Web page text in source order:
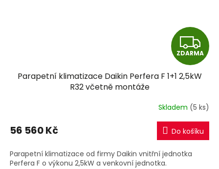
Z
D
A
R
M
A
ZDARMA
Parapetní klimatizace Daikin Perfera F 1+1 2,5kW
R32 včetně montáže
Skladem (5 ks)
56 560 Kč Do košíku
Parapetní klimatizace od firmy Daikin vnitřní jednotka
Perfera F o výkonu 2,5kW a venkovní jednotka.